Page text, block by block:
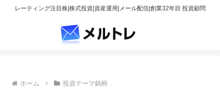
レーティング注目株|株式投資|資産運用|メール配信|創業32年目 投資顧問
ホーム 投資テーマ銘柄